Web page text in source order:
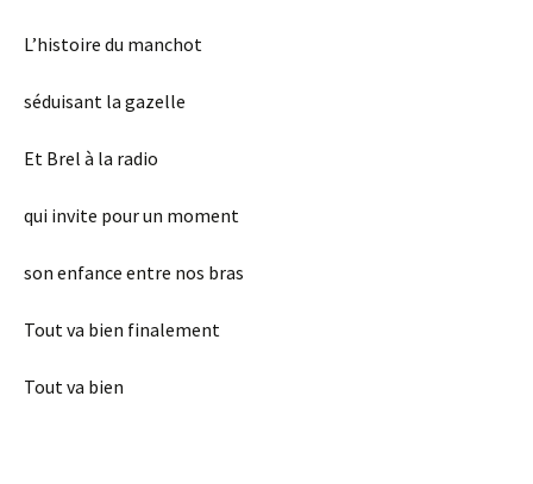
L’histoire du manchot
séduisant la gazelle
Et Brel à la radio
qui invite pour un moment
son enfance entre nos bras
Tout va bien finalement
Tout va bien